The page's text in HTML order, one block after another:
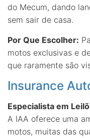
do Mecum, dando
sem sair de casa.
Por Que Escolher:
motos exclusivas e
que raramente são
Insurance
Especialista em
A IAA oferece uma
motos, muitas das